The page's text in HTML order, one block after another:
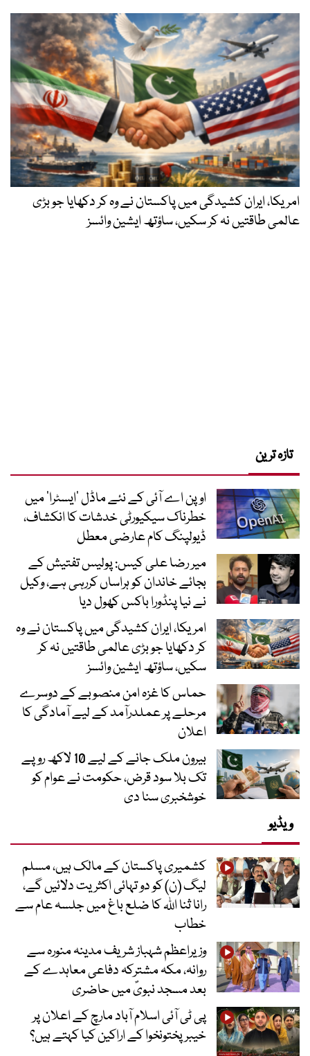
امریکا، ایران کشیدگی میں پاکستان نے وہ کر دکھایا جو بڑی
عالمی طاقتیں نہ کر سکیں، ساؤتھ ایشین وائسز
تازہ ترین
اوپن اے آئی کے نئے ماڈل ’ایسٹرا‘ میں
خطرناک سیکیورٹی خدشات کا انکشاف،
ڈیولپنگ کام عارضی معطل
میر رضا علی کیس: پولیس تفتیش کے
بجائے خاندان کو ہراساں کررہی ہے، وکیل
نے نیا پنڈورا باکس کھول دیا
امریکا، ایران کشیدگی میں پاکستان نے وہ
کر دکھایا جو بڑی عالمی طاقتیں نہ کر
سکیں، ساؤتھ ایشین وائسز
حماس کا غزہ امن منصوبے کے دوسرے
مرحلے پر عملدرآمد کے لیے آمادگی کا
اعلان
بیرون ملک جانے کے لیے 10 لاکھ روپے
تک بلا سود قرض، حکومت نے عوام کو
خوشخبری سنا دی
ویڈیو
کشمیری پاکستان کے مالک ہیں، مسلم
لیگ (ن) کو دو تہائی اکثریت دلائیں گے،
رانا ثنا اللہ کا ضلع باغ میں جلسہ عام سے
خطاب
وزیراعظم شہباز شریف مدینہ منورہ سے
روانہ، مکہ مشترکہ دفاعی معاہدے کے
بعد مسجد نبویؐ میں حاضری
پی ٹی آئی اسلام آباد مارچ کے اعلان پر
خیبر پختونخوا کے اراکین کیا کہتے ہیں؟